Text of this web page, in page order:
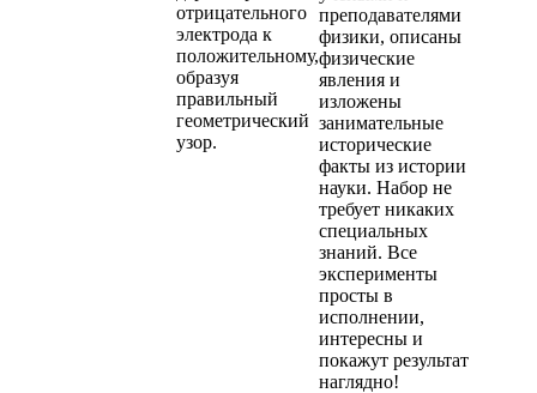
отрицательного
электрода к
положительному,
образуя
правильный
геометрический
узор.
преподавателями
физики, описаны
физические
явления и
изложены
занимательные
исторические
факты из истории
науки. Набор не
требует никаких
специальных
знаний. Все
эксперименты
просты в
исполнении,
интересны и
покажут результат
наглядно!